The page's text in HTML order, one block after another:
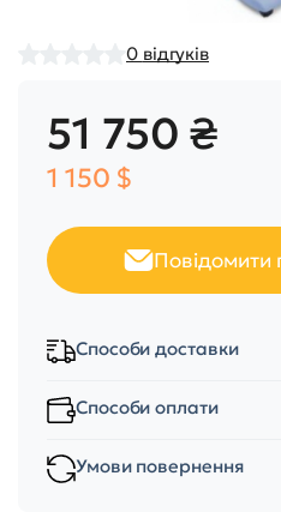
0 відгуків
51 750 ₴
1 150 $
Повідомити
Способи доставки
Способи оплати
Умови повернення